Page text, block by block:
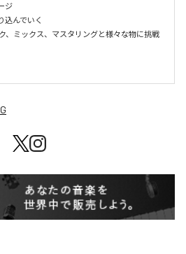
ジ
込んでいく
、ミックス、マスタリングと様々な物に挑戦